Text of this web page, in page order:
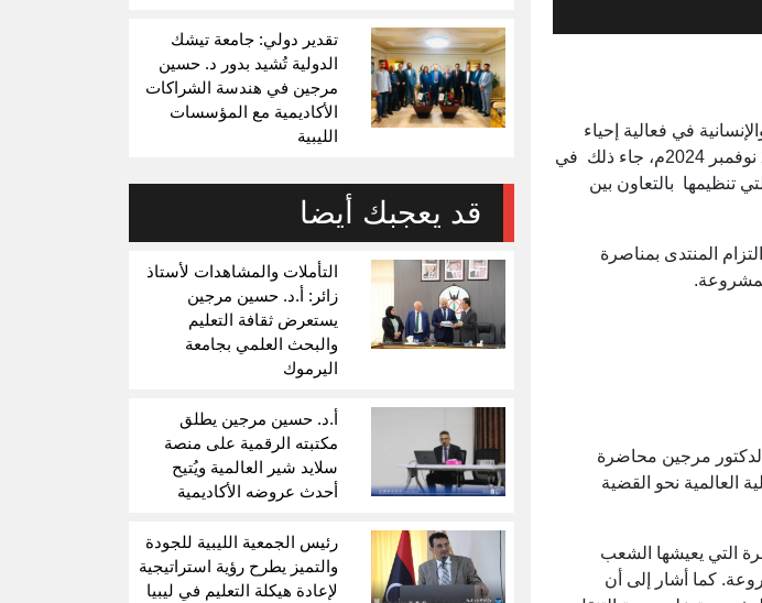
في فعالية إحياء
اليوم العالمي للتضامن مع الشعب الفلسطيني، الذي صادف يوم الجمعة الموافق 29 نوفمبر 2024م، جاء ذلك في
والتي تنظيمها بالتعاون بين
المنتدى بمناصرة
لدكتور مرجين محاضرة
العالمية نحو القضية
التي يعيشها الشعب
كما أشار إلى أن
تقدير دولي: جامعة تيشك
الدولية تُشيد بدور د. حسين
مرجين في هندسة الشراكات
الأكاديمية مع المؤسسات
الليبية
قد يعجبك أيضا
التأملات والمشاهدات لأستاذ
زائر: أ.د. حسين مرجين
يستعرض ثقافة التعليم
والبحث العلمي بجامعة
اليرموك
أ.د. حسين مرجين يطلق
مكتبته الرقمية على منصة
سلايد شير العالمية ويُتيح
أحدث عروضه الأكاديمية
رئيس الجمعية الليبية للجودة
والتميز يطرح رؤية استراتيجية
لإعادة هيكلة التعليم في ليبيا